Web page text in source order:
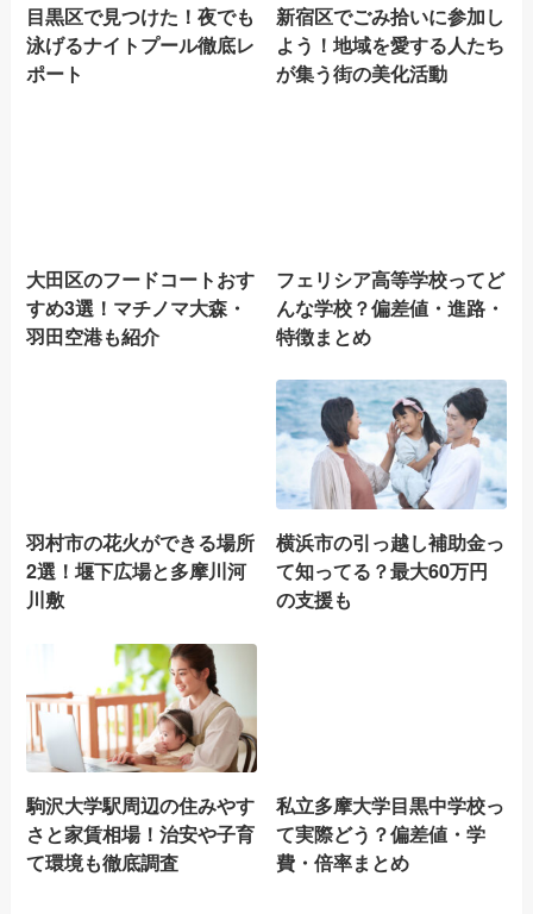
目黒区で見つけた！夜でも
泳げるナイトプール徹底レ
ポート
新宿区でごみ拾いに参加し
よう！地域を愛する人たち
が集う街の美化活動
大田区のフードコートおす
すめ3選！マチノマ大森・
羽田空港も紹介
フェリシア高等学校ってど
んな学校？偏差値・進路・
特徴まとめ
羽村市の花火ができる場所
2選！堰下広場と多摩川河
川敷
横浜市の引っ越し補助金っ
て知ってる？最大60万円
の支援も
駒沢大学駅周辺の住みやす
さと家賃相場！治安や子育
て環境も徹底調査
私立多摩大学目黒中学校っ
て実際どう？偏差値・学
費・倍率まとめ